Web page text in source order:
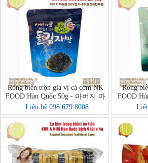
Rong biển trộn gia vị cá cơm NK
FOOD Hàn Quốc 50g - 아버지 마
음을 담아 멸치새우 돌김자반볶음
Liên hệ 098.679.8008
Rong
FOOD
마음